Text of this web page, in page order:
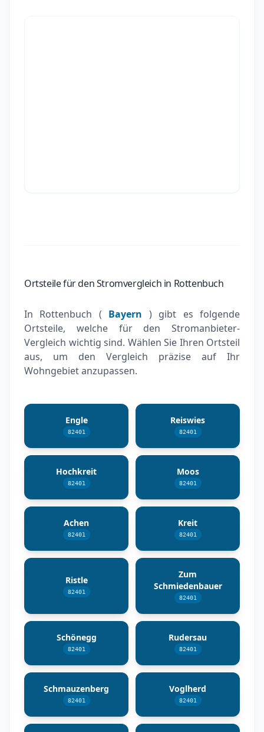
Ortsteile für den Stromvergleich in Rottenbuch
In Rottenbuch ( Bayern ) gibt es folgende
Ortsteile, welche für den Stromanbieter-
Vergleich wichtig sind. Wählen Sie Ihren Ortsteil
aus, um den Vergleich präzise auf Ihr
Wohngebiet anzupassen.
Engle
82401
Reiswies
82401
Hochkreit
82401
Moos
82401
Achen
82401
Kreit
82401
Ristle
82401
Zum
Schmiedenbauer
82401
Schönegg
82401
Rudersau
82401
Schmauzenberg
82401
Voglherd
82401